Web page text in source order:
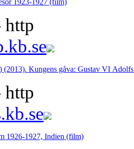
1923-1927 (film)
(2013). Kungens gåva: Gustav VI
1926-1927, Indien (film)